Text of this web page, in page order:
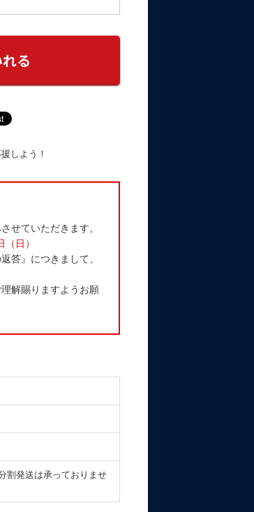
しよう！
せていただきます。
日）
答』につきまして、
解賜りますようお願
割発送は承っておりませ